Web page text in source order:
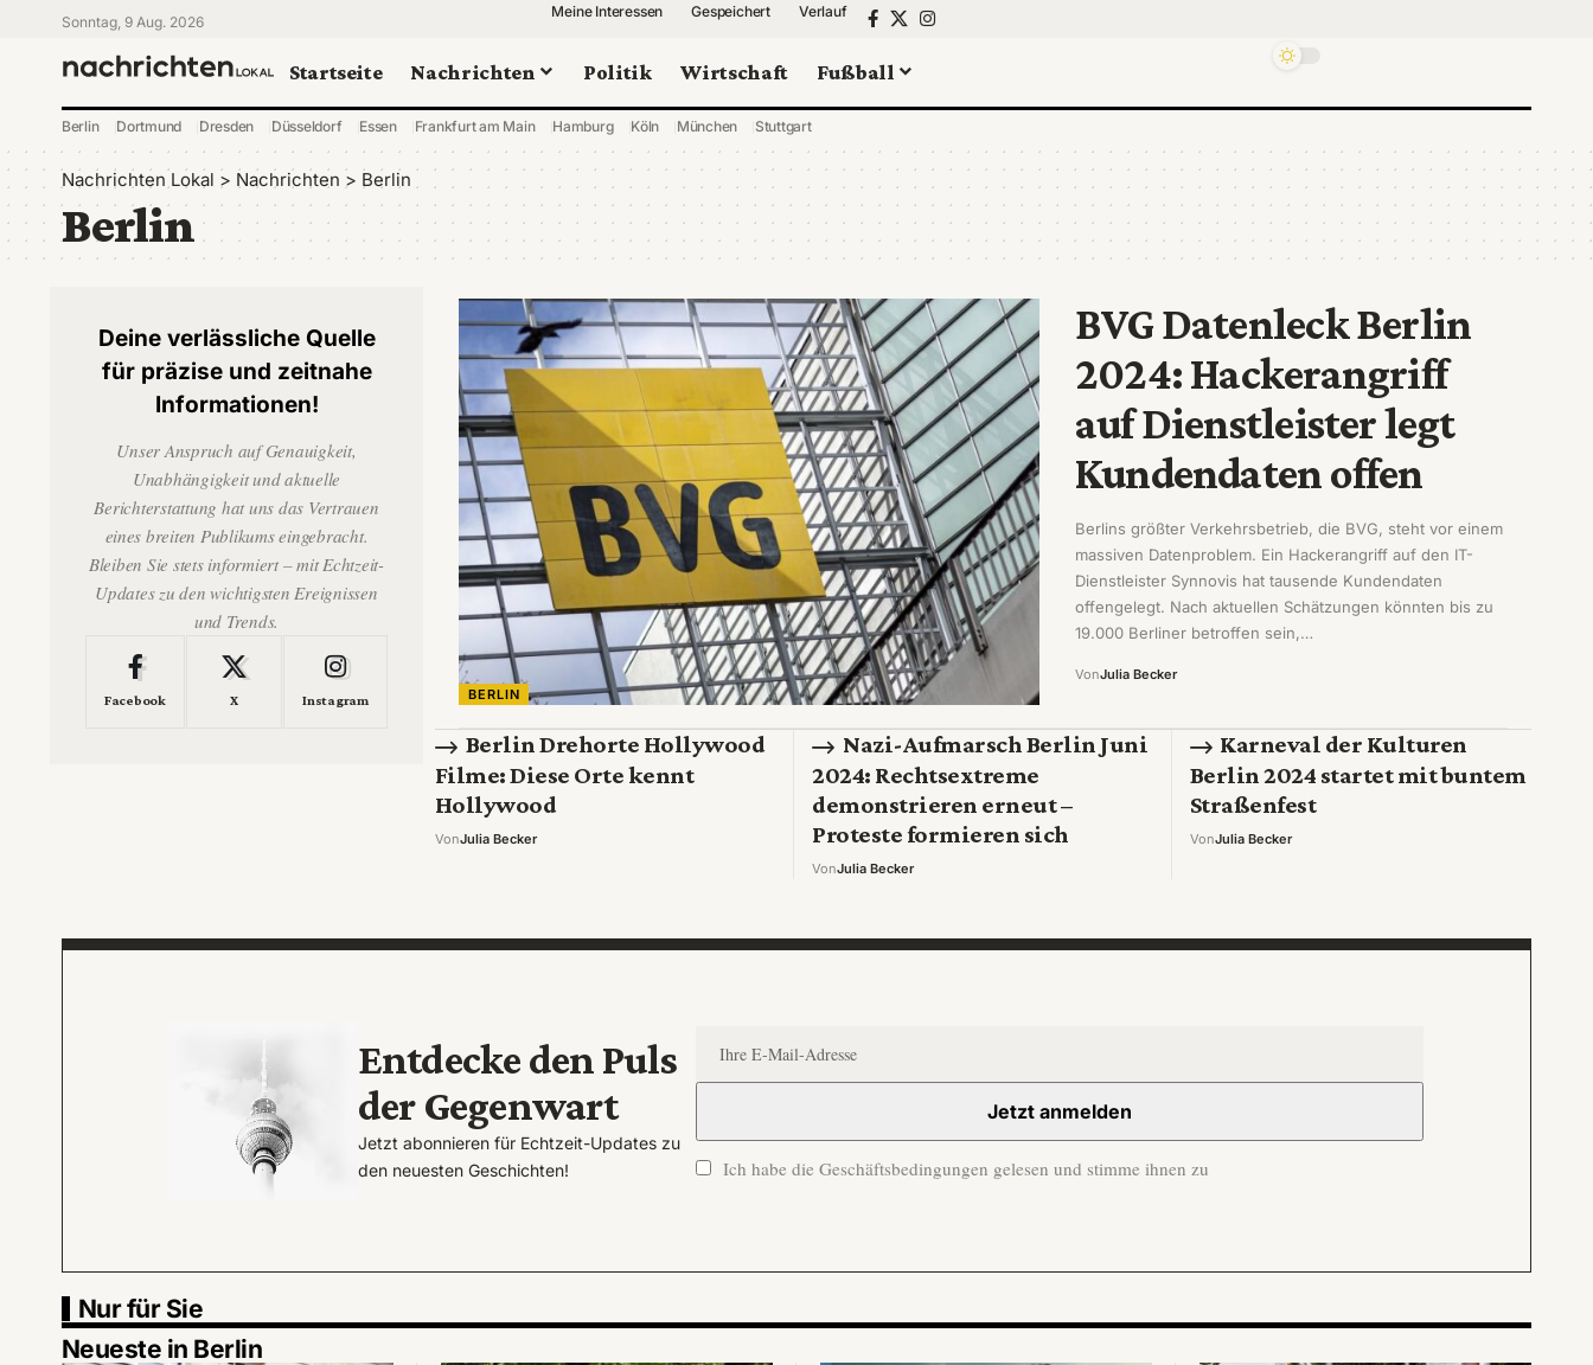
Sonntag, 9 Aug. 2026
Meine Interessen Gespeichert Verlauf
Startseite Nachrichten Politik Wirtschaft Fußball
Berlin Dortmund Dresden Düsseldorf Essen Frankfurt am Main Hamburg Köln München Stuttgart
Nachrichten Lokal > Nachrichten > Berlin
Berlin
BERLIN
BVG Datenleck Berlin
2024: Hackerangriff
auf Dienstleister legt
Kundendaten offen
Berlins größter Verkehrsbetrieb, die BVG, steht vor einem
massiven Datenproblem. Ein Hackerangriff auf den IT-
Dienstleister Synnovis hat tausende Kundendaten
offengelegt. Nach aktuellen Schätzungen könnten bis zu
19.000 Berliner betroffen sein,…
VonJulia Becker
Berlin Drehorte Hollywood
Filme: Diese Orte kennt
Hollywood
VonJulia Becker
Nazi-Aufmarsch Berlin Juni
2024: Rechtsextreme
demonstrieren erneut –
Proteste formieren sich
VonJulia Becker
Karneval der Kulturen
Berlin 2024 startet mit buntem
Straßenfest
VonJulia Becker
Deine verlässliche Quelle
für präzise und zeitnahe
Informationen!
Unser Anspruch auf Genauigkeit,
Unabhängigkeit und aktuelle
Berichterstattung hat uns das Vertrauen
eines breiten Publikums eingebracht.
Bleiben Sie stets informiert – mit Echtzeit-
Updates zu den wichtigsten Ereignissen
und Trends.
Facebook X Instagram
Entdecke den Puls
der Gegenwart
Jetzt abonnieren für Echtzeit-Updates zu
den neuesten Geschichten!
Ich habe die Geschäftsbedingungen gelesen und stimme ihnen zu
Nur für Sie
Neueste in Berlin